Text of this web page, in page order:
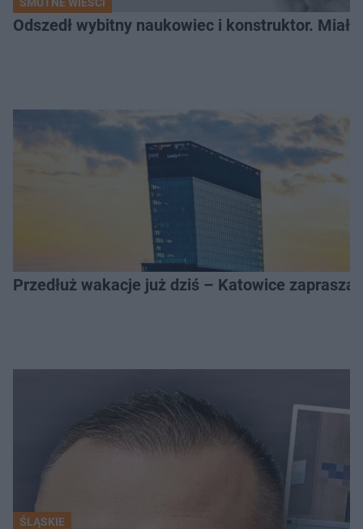
Odszedł wybitny naukowiec i konstruktor. Miał
Przedłuż wakacje już dziś – Katowice
ŚLĄSKIE